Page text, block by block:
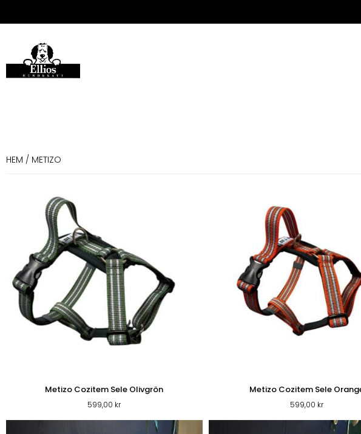
SHOP
HEM / METIZO
Metizo Cozitem Sele Olivgrön
599,00 kr
Metizo Cozitem Sele
599,00 kr